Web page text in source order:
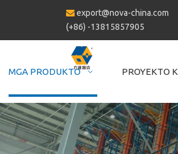
 export@nova-china.com
(+86) -13815857905
MGA PRODUKTO PROYEKTO